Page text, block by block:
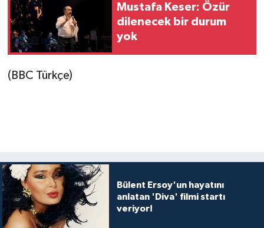
Mustafa Keser: Özür
dilenecek bir durum
yok
(BBC Türkçe)
Bülent Ersoy'un hayatını
anlatan 'Diva' filmi startı
veriyor!